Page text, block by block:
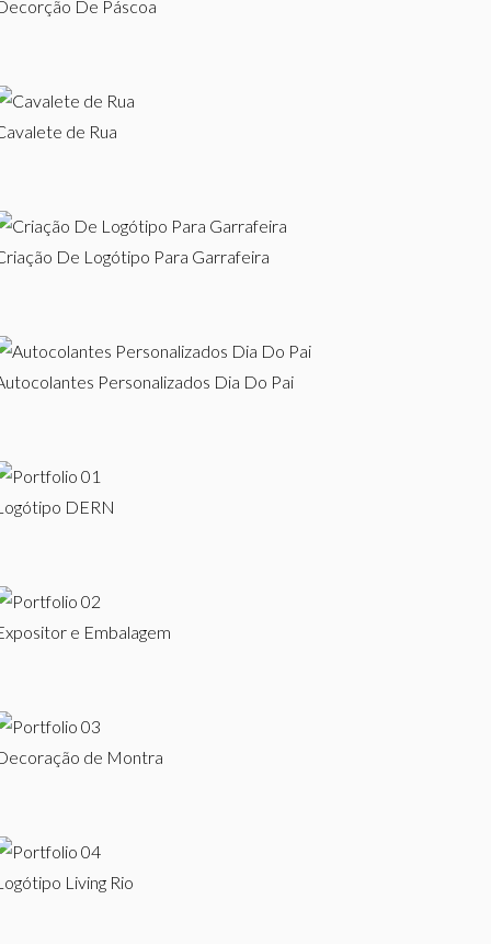
De Páscoa
de Rua
De Logótipo Para Garrafeira
Personalizados Dia Do Pai
DERN
e Embalagem
de Montra
Living Rio